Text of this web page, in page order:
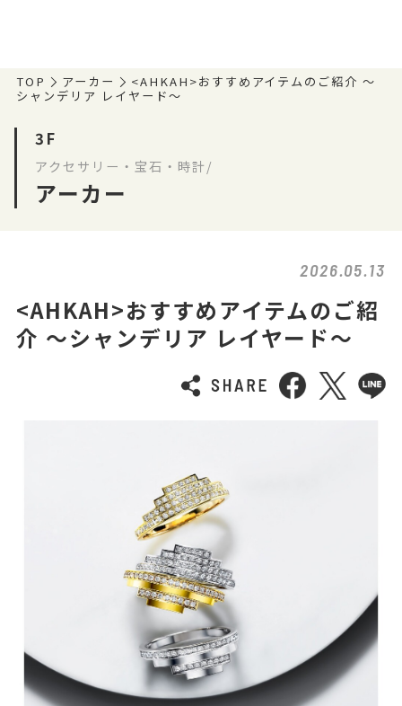
TOP アーカー
<AHKAH>おすすめアイテムのご紹介 ～
シャンデリア レイヤード～
3F
アクセサリー・宝石・時計/
アーカー
2026.05.13
<AHKAH>おすすめアイテムのご紹
介 ～シャンデリア レイヤード～